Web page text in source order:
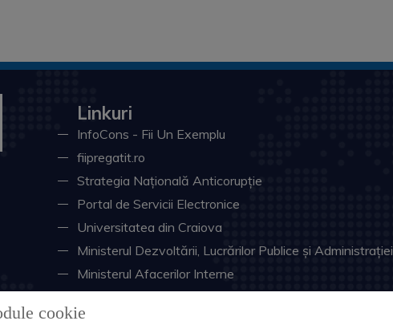
Linkuri
InfoCons - Fii Un Exemplu
fiipregatit.ro
Strategia Națională Anticorupție
Portal de Servicii Electronice
Universitatea din Craiova
Ministerul Dezvoltării, Lucrărilor Publice și Administrației
Ministerul Afacerilor Interne
Consiliul Judeţean Dolj
cookie